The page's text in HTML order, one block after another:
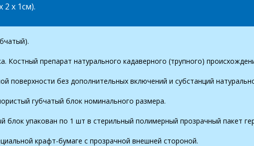
х 1см).
Костный препарат натурального кадаверного (трупного)
поверхности без дополнительных включений и субстанций
губчатый блок номинального размера.
блок упакован по 1 шт в стерильный полимерный прозрачный пакет
крафт-бумаге с прозрачной внешней стороной.